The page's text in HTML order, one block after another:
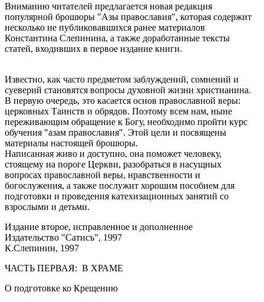
Вниманию читателей предлагается новая редакция
популярной брошюры "Азы православия", которая содержит
несколько не публиковавшихся ранее материалов
Константина Слепинина, а также доработанные тексты
статей, входивших в первое издание книги.
Известно, как часто предметом заблуждений, сомнений и
суеверий становятся вопросы духовной жизни христианина.
В первую очередь, это касается основ православной веры:
церковных Таинств и обрядов. Поэтому всем нам, ныне
переживающим обращение к Богу, необходимо пройти курс
обучения "азам православия". Этой цели и посвящены
материалы настоящей брошюры.
Написанная живо и доступно, она поможет человеку,
стоящему на пороге Церкви, разобраться в насущных
вопросах православной веры, нравственности и
богослужения, а также послужит хорошим пособием для
подготовки и проведения катехизационных занятий со
взрослыми и детьми.
Издание второе, исправленное и дополненное
Издательство "Сатисъ", 1997
К.Слепинин, 1997
ЧАСТЬ ПЕРВАЯ: В ХРАМЕ
О подготовке ко Крещению